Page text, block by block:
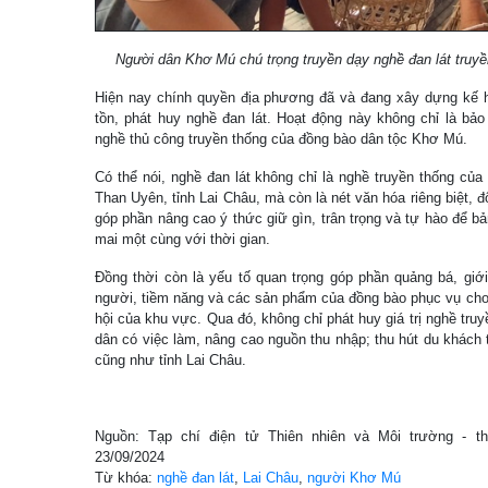
Người dân Khơ Mú chú trọng truyền dạy nghề đan lát
Hiện nay chính quyền địa phương đã và đang xây dựng kế
tồn, phát huy nghề đan lát. Hoạt động này không chỉ là
nghề thủ công truyền thống của đồng bào dân tộc Khơ Mú.
Có thể nói, nghề đan lát không chỉ là nghề truyền thống
Than Uyên, tỉnh Lai Châu, mà còn là nét văn hóa riêng biệt,
góp phần nâng cao ý thức giữ gìn, trân trọng và tự hào để
mai một cùng với thời gian.
Đồng thời còn là yếu tố quan trọng góp phần quảng bá,
người, tiềm năng và các sản phẩm của đồng bào phục vụ
hội của khu vực. Qua đó, không chỉ phát huy giá trị nghề
dân có việc làm, nâng cao nguồn thu nhập; thu hút du
cũng như tỉnh Lai Châu.
Nguồn: Tạp chí điện tử Thiên nhiên và Môi trường -
23/09/2024
Từ khóa: nghề đan lát, Lai Châu, người Khơ Mú